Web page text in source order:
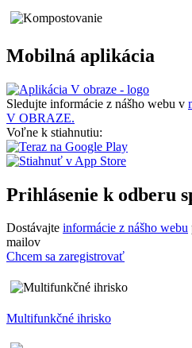
Mobilná aplikácia
Sledujte informácie z nášho webu v
V OBRAZE.
Voľne k stiahnutiu:
Prihlásenie k odberu
Dostávajte informácie z nášho webu
mailov
Chcem sa zaregistrovať
Multifunkčné ihrisko